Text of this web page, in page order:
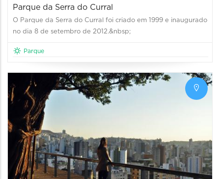
Parque da Serra do Curral
O Parque da Serra do Curral foi criado em 1999 e inaugurado
no dia 8 de setembro de 2012.&nbsp;
Parque